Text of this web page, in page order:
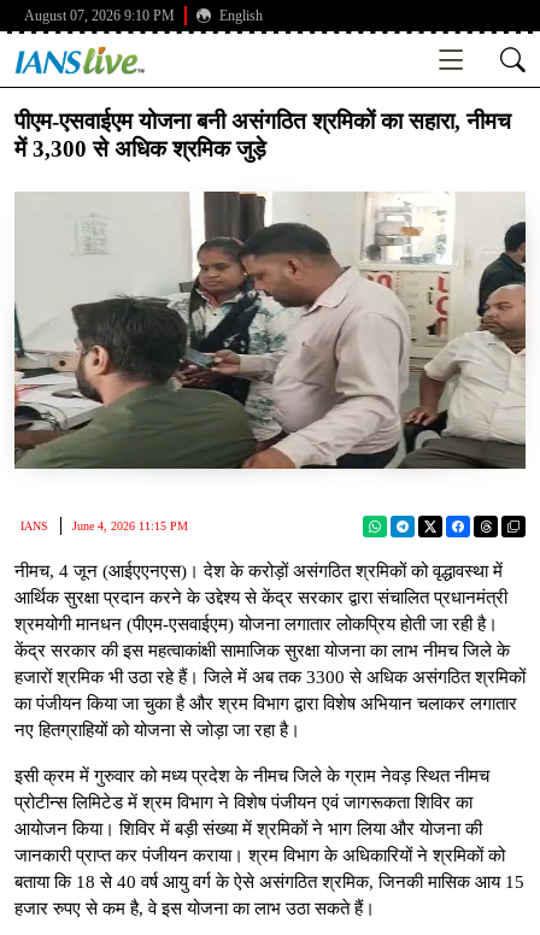
August 07, 2026 9:10 PM English
पीएम-एसवाईएम योजना बनी असंगठित श्रमिकों का सहारा, नीमच
में 3,300 से अधिक श्रमिक जुड़े
IANS June 4, 2026 11:15 PM
नीमच, 4 जून (आईएएनएस)। देश के करोड़ों असंगठित श्रमिकों को वृद्धावस्था में
आर्थिक सुरक्षा प्रदान करने के उद्देश्य से केंद्र सरकार द्वारा संचालित प्रधानमंत्री
श्रमयोगी मानधन (पीएम-एसवाईएम) योजना लगातार लोकप्रिय होती जा रही है।
केंद्र सरकार की इस महत्वाकांक्षी सामाजिक सुरक्षा योजना का लाभ नीमच जिले के
हजारों श्रमिक भी उठा रहे हैं। जिले में अब तक 3300 से अधिक असंगठित श्रमिकों
का पंजीयन किया जा चुका है और श्रम विभाग द्वारा विशेष अभियान चलाकर लगातार
नए हितग्राहियों को योजना से जोड़ा जा रहा है।
इसी क्रम में गुरुवार को मध्य प्रदेश के नीमच जिले के ग्राम नेवड़ स्थित नीमच
प्रोटीन्स लिमिटेड में श्रम विभाग ने विशेष पंजीयन एवं जागरूकता शिविर का
आयोजन किया। शिविर में बड़ी संख्या में श्रमिकों ने भाग लिया और योजना की
जानकारी प्राप्त कर पंजीयन कराया। श्रम विभाग के अधिकारियों ने श्रमिकों को
बताया कि 18 से 40 वर्ष आयु वर्ग के ऐसे असंगठित श्रमिक, जिनकी मासिक आय 15
हजार रुपए से कम है, वे इस योजना का लाभ उठा सकते हैं।